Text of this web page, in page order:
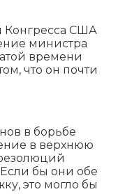
Конгресса США
министра
времени
что он почти
в борьбе
в верхнюю
бы они обе
это могло бы